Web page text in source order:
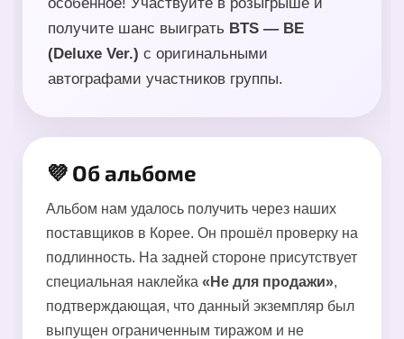
получите шанс выиграть BTS — BE
(Deluxe Ver.) с оригинальными
автографами участников группы.
💜 Об альбоме
Альбом нам удалось получить через наших
поставщиков в Корее. Он прошёл проверку на
подлинность. На задней стороне присутствует
специальная наклейка «Не для продажи»,
подтверждающая, что данный экземпляр был
выпущен ограниченным тиражом и не